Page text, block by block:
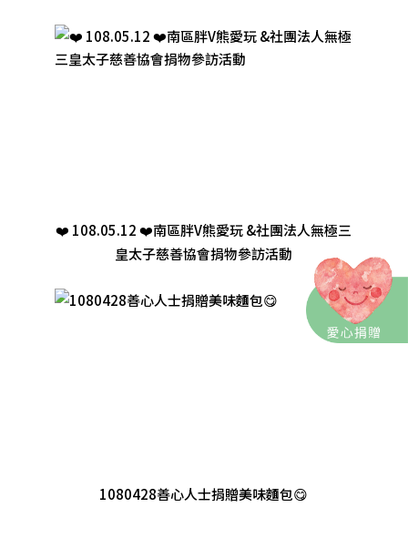
❤️ 108.05.12 ❤️南區胖V熊愛玩 &社團法人無極三
皇太子慈善協會捐物參訪活動
1080428善心人士捐贈美味麵包😋